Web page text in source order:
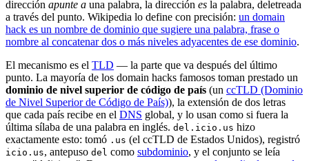
dirección apunte a una palabra, la dirección es la palabra, deletreada
a través del punto. Wikipedia lo define con precisión: un domain
hack es un nombre de dominio que sugiere una palabra, frase o
nombre al concatenar dos o más niveles adyacentes de ese dominio.
El mecanismo es el TLD — la parte que va después del último
punto. La mayoría de los domain hacks famosos toman prestado un
dominio de nivel superior de código de país (un ccTLD (Dominio
de Nivel Superior de Código de País)), la extensión de dos letras
que cada país recibe en el DNS global, y lo usan como si fuera la
última sílaba de una palabra en inglés. del.icio.us hizo
exactamente esto: tomó .us (el ccTLD de Estados Unidos), registró
icio.us, antepuso del como subdominio, y el conjunto se leía